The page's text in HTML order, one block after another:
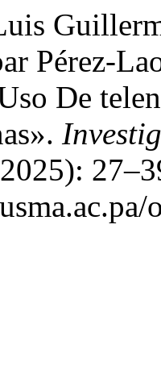
Pérez-
De